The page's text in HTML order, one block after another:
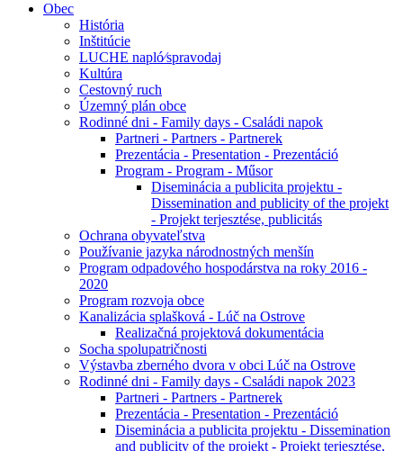
Obec
História
Inštitúcie
LUCHE napló⁄spravodaj
Kultúra
Cestovný ruch
Územný plán obce
Rodinné dni - Family days - Családi napok
Partneri - Partners - Partnerek
Prezentácia - Presentation - Prezentáció
Program - Program - Műsor
Diseminácia a publicita projektu -
Dissemination and publicity of the projekt
- Projekt terjesztése, publicitás
Ochrana obyvateľstva
Používanie jazyka národnostných menšín
Program odpadového hospodárstva na roky 2016 -
2020
Program rozvoja obce
Kanalizácia splašková - Lúč na Ostrove
Realizačná projektová dokumentácia
Socha spolupatričnosti
Výstavba zberného dvora v obci Lúč na Ostrove
Rodinné dni - Family days - Családi napok 2023
Partneri - Partners - Partnerek
Prezentácia - Presentation - Prezentáció
Diseminácia a publicita projektu - Dissemination
and publicity of the projekt - Projekt terjesztése,